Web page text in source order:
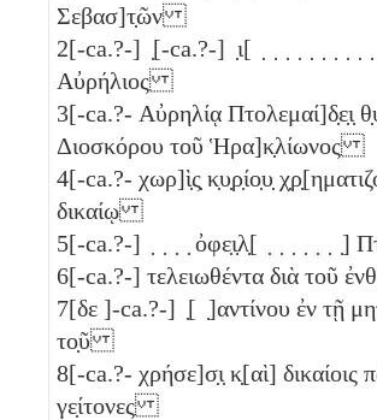
Σεβασ]τ̣ῶν
2[-ca.?-] ̣[-ca.?-] ̣ι[
Αὐρήλιος
3[-ca.?- Αὐρηλίᾳ Πτολεμαί]δ̣ε̣ι̣
Διοσκόρου τοῦ Ἡρα]κ̣λίωνος
4[-ca.?- χωρ]ὶ̣ς̣ κ̣υ̣ρ̣ίο̣υ̣
δικαίῳ
5[-ca.?-] ̣ ̣ ̣ ̣ ὀφε̣ι̣λ̣[ ̣ ̣ ̣ ̣ ̣ ̣ ̣]
6[-ca.?-] τελειωθέντα διὰ τοῦ
7[δε ]-ca.?-] ̣[ ̣]αντίνου ἐν τῇ
το̣ῦ
8[-ca.?- χρήσε]σ̣ι̣ κ̣[αὶ] δικαίοις
γε̣ίτονες